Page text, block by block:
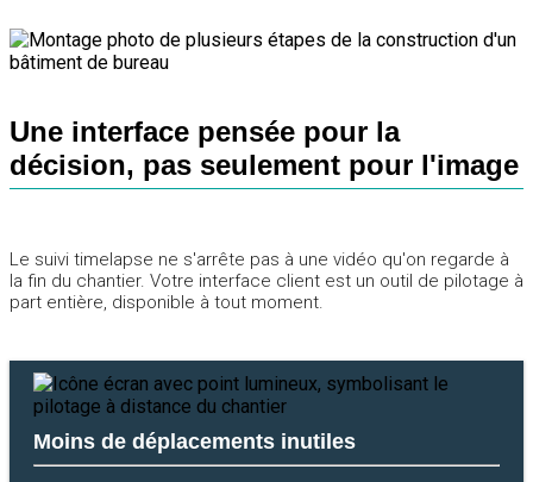
Une interface pensée pour la
décision, pas seulement pour l'image
Le suivi timelapse ne s'arrête pas à une vidéo qu'on regarde à
la fin du chantier. Votre interface client est un outil de pilotage à
part entière, disponible à tout moment.
Moins de déplacements inutiles